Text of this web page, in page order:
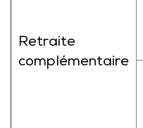
Retraite
complémentaire